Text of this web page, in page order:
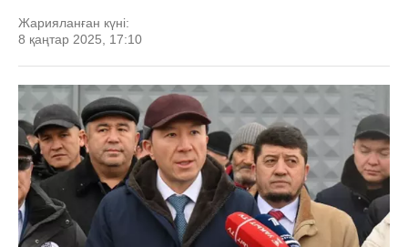
Жарияланған күні:
8 қаңтар 2025, 17:10